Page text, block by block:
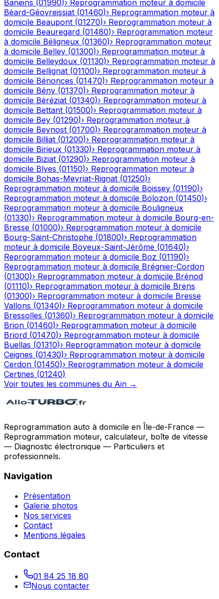
Baneins (01990)› Reprogrammation moteur à domicile
Béard-Géovreissiat (01460)› Reprogrammation moteur à
domicile Beaupont (01270)› Reprogrammation moteur à
domicile Beauregard (01480)› Reprogrammation moteur
à domicile Béligneux (01360)› Reprogrammation moteur
à domicile Belley (01300)› Reprogrammation moteur à
domicile Belleydoux (01130)› Reprogrammation moteur à
domicile Bellignat (01100)› Reprogrammation moteur à
domicile Bénonces (01470)› Reprogrammation moteur à
domicile Bény (01370)› Reprogrammation moteur à
domicile Béréziat (01340)› Reprogrammation moteur à
domicile Bettant (01500)› Reprogrammation moteur à
domicile Bey (01290)› Reprogrammation moteur à
domicile Beynost (01700)› Reprogrammation moteur à
domicile Billiat (01200)› Reprogrammation moteur à
domicile Birieux (01330)› Reprogrammation moteur à
domicile Biziat (01290)› Reprogrammation moteur à
domicile Blyes (01150)› Reprogrammation moteur à
domicile Bohas-Meyriat-Rignat (01250)›
Reprogrammation moteur à domicile Boissey (01190)›
Reprogrammation moteur à domicile Bolozon (01450)›
Reprogrammation moteur à domicile Bouligneux
(01330)› Reprogrammation moteur à domicile Bourg-en-
Bresse (01000)› Reprogrammation moteur à domicile
Bourg-Saint-Christophe (01800)› Reprogrammation
moteur à domicile Boyeux-Saint-Jérôme (01640)›
Reprogrammation moteur à domicile Boz (01190)›
Reprogrammation moteur à domicile Brégnier-Cordon
(01300)› Reprogrammation moteur à domicile Brénod
(01110)› Reprogrammation moteur à domicile Brens
(01300)› Reprogrammation moteur à domicile Bresse
Vallons (01340)› Reprogrammation moteur à domicile
Bressolles (01360)› Reprogrammation moteur à domicile
Brion (01460)› Reprogrammation moteur à domicile
Briord (01470)› Reprogrammation moteur à domicile
Buellas (01310)› Reprogrammation moteur à domicile
Ceignes (01430)› Reprogrammation moteur à domicile
Cerdon (01450)› Reprogrammation moteur à domicile
Certines (01240)
Voir toutes les communes du Ain →
Reprogrammation auto à domicile en Île-de-France —
Reprogrammation moteur, calculateur, boîte de vitesse
— Diagnostic électronique — Particuliers et
professionnels.
Navigation
Présentation
Galerie photos
Nos services
Contact
Mentions légales
Contact
01 84 25 18 80
Nous contacter